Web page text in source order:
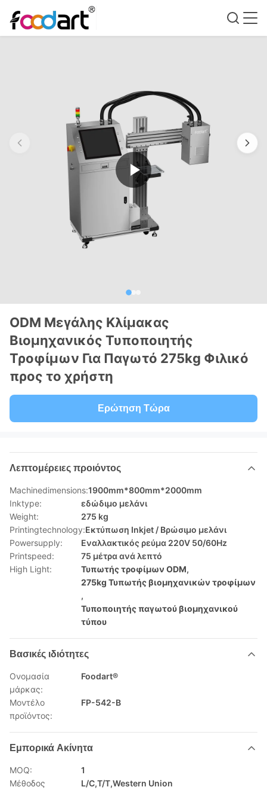
ODM Μεγάλης Κλίμακας
Βιομηχανικός Τυποποιητής
Τροφίμων Για Παγωτό 275kg Φιλικό
προς το χρήστη
Ερώτηση Τώρα
Λεπτομέρειες προιόντος
Machinedimensions:1900mm*800mm*2000mm
Inktype:
εδώδιμο μελάνι
Weight:
275 kg
Printingtechnology:Εκτύπωση Inkjet / Βρώσιμο μελάνι
Powersupply:
Εναλλακτικός ρεύμα 220V 50/60Hz
Printspeed:
75 μέτρα ανά λεπτό
High Light:
Τυπωτής τροφίμων ODM,
275kg Τυπωτής βιομηχανικών τροφίμων
,
Τυποποιητής παγωτού βιομηχανικού
τύπου
Βασικές ιδιότητες
Ονομασία
μάρκας:
Foodart®
Μοντέλο
προϊόντος:
FP-542-B
Εμπορικά Ακίνητα
MOQ:
1
Μέθοδος
L/C,T/T,Western Union